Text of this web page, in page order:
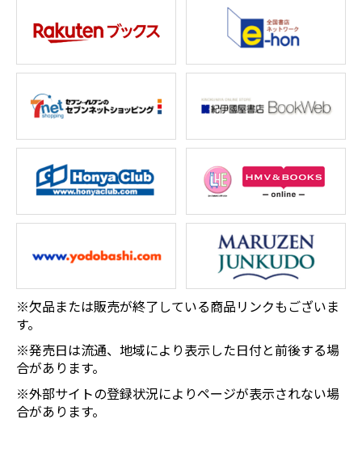
※欠品または販売が終了している商品リンクもございま
す。
※発売日は流通、地域により表示した日付と前後する場
合があります。
※外部サイトの登録状況によりページが表示されない場
合があります。